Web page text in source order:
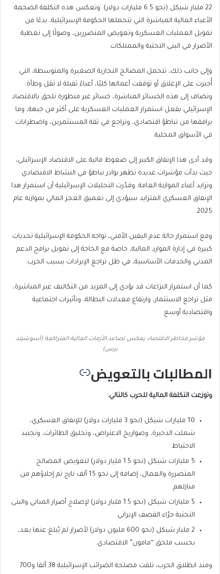
22 مليار شيكل (نحو 6.5 مليارات دولار). وتعكس هذه التكلفة الضخمة
الأعباء المالية المباشرة التي تتحملها الحكومة الإسرائيلية، بدءًا من
تمويل العمليات العسكرية وتعويض المتضررين، وصولًا إلى تغطية
الأضرار في البنى التحتية والممتلكات.
وإلى جانب ذلك، تتحمل المصالح التجارية الصغيرة والمتوسطة، التي
أُجبرت على الإغلاق أو توقفت أعمالها كليًا، أعباءً ثقيلة لا تقل وطأة.
وتضاف إلى هذه الخسائر المباشرة، خسائر غير منظورة تلحق بالاقتصاد
الإسرائيلي بفعل استمرار العمليات العسكرية على أكثر من جبهة، وما
يرافقها من تباطؤ اقتصادي، وتراجع في ثقة المستثمرين، واضطرابات
في الأسواق المحلية.
وقد أدى هذا الإنفاق الكبير إلى ضغوط مالية على الاقتصاد الإسرائيلي،
حيث بدأت مؤشرات عديدة تظهر بوادر تباطؤ في النشاط الاقتصادي
وتزايد أعباء الموازنة العامة. وقدّرت التحليلات الإسرائيلية أن استمرار هذا
الإنفاق العسكري المتزايد سيؤدي إلى تعميق العجز المالي بموازنة عام
2025.
ومع استمرار حالة عدم اليقين الأمني، تواجه الحكومة الإسرائيلية تحديات
كبيرة في إدارة الموارد المالية، خاصة مع الحاجة إلى تمويل برامج الدعم
المدني والخدمات الأساسية، في ظل تراجع الإيرادات بسبب الحرب.
كما أن استمرار النزاعات قد يؤدي إلى المزيد من التكاليف غير المباشرة،
مثل تراجع الاستثمار، وارتفاع معدلات البطالة، وتأثيرات اجتماعية
واقتصادية أوسع.
مؤشر مخاطر الاقتصاد يعكس تصاعد الأزمات المالية المتراكمة (أسوشيتد
برس)
المطالبات بالتعويض
وتوزعت التكلفة المالية للحرب كالتالي:
10 مليارات شيكل (نحو 3 مليارات دولار) للإنفاق العسكري،
شملت الذخيرة، وصواريخ الاعتراض، وتحليق الطائرات، وتجنيد
الاحتياط.
5 مليارات شيكل (نحو 1.5 مليار دولار) لتعويض المصالح
المتضررة والعمال، إضافة إلى نحو 15 ألف نازح تم إجلاؤهم من
منازلهم.
5 مليارات شيكل (نحو 1.5 مليار دولار) لإصلاح أضرار المباني والبنى
التحتية جرّاء القصف الإيراني.
2 مليار شيكل (نحو 600 مليون دولار) لأضرار لم يُبلغ عنها بعد،
بحسب ملحق “مامون” الاقتصادي.
ومنذ انطلاق الحرب، تلقت مصلحة الضرائب الإسرائيلية 38 ألفا و700